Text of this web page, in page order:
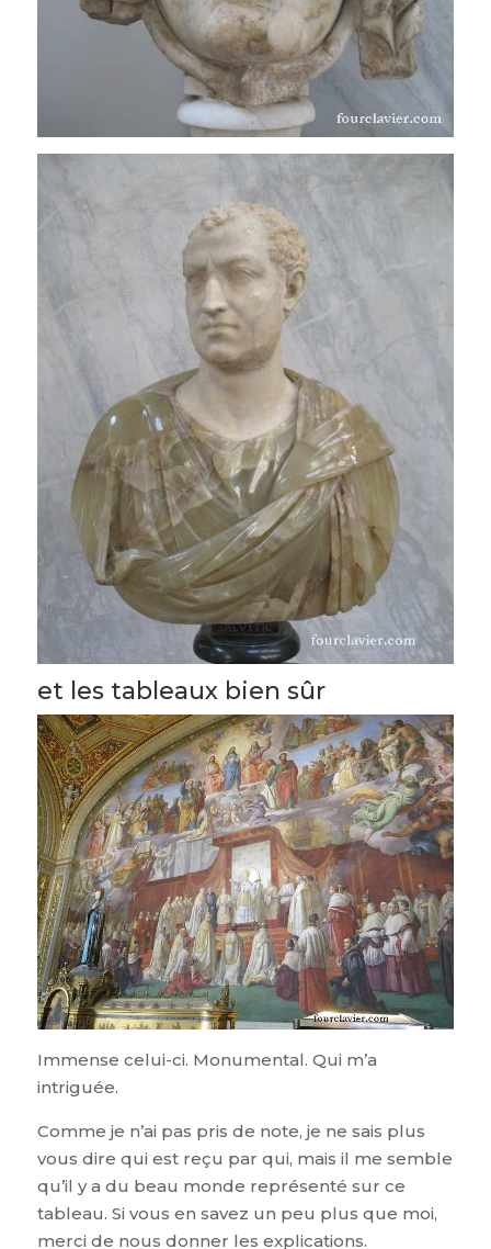
et les tableaux bien sûr
Immense celui-ci. Monumental. Qui m’a
intriguée.
Comme je n’ai pas pris de note, je ne sais plus
vous dire qui est reçu par qui, mais il me semble
qu’il y a du beau monde représenté sur ce
tableau. Si vous en savez un peu plus que moi,
merci de nous donner les explications.